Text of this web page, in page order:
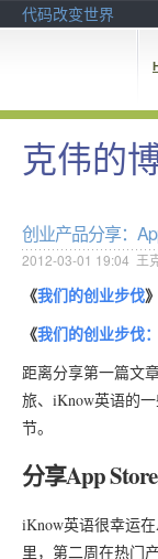
代码改变世界
克伟的
创业产品分享：
2012-03-01 19:04 王
《我们的创业步伐》
《我们的创业步伐
距离分享第一篇文
旅、iKnow英语的
节。
分享App
iKnow英语很幸运
里，第二周在热门